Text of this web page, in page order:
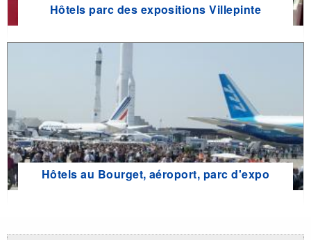
Hôtels parc des expositions Villepinte
Hôtels au Bourget, aéroport, parc d'expo